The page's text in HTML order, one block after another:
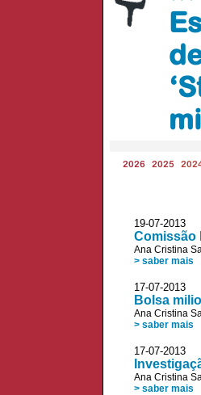
2026 2025
19-07-2013
Comissão
Ana Cristina
> saber mais
17-07-2013
Bolsa
Ana Cristina
> saber mais
17-07-2013
Ana Cristina
> saber mais